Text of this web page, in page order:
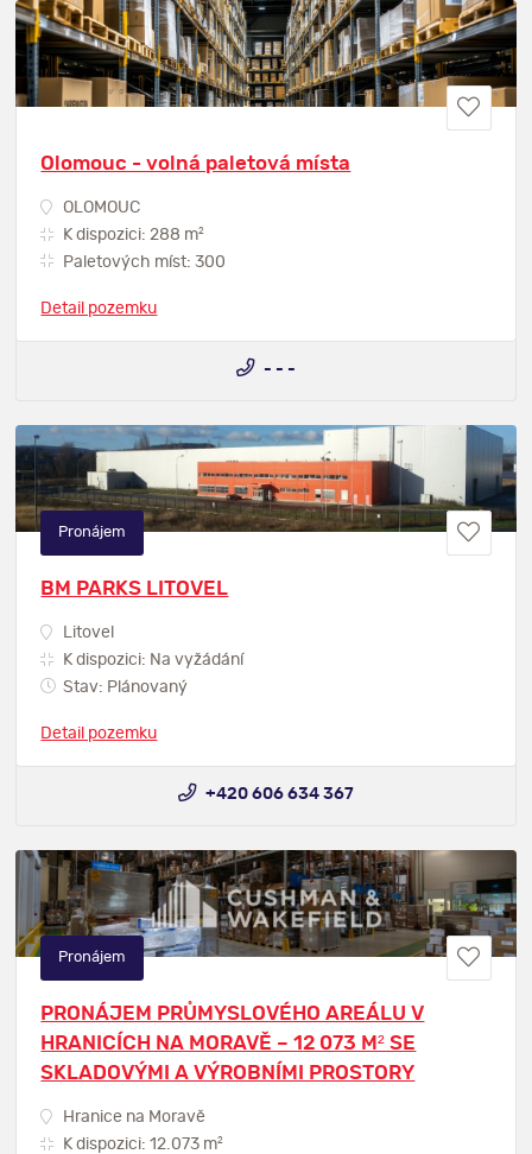
Olomouc - volná paletová místa
OLOMOUC
K dispozici: 288 m2
Paletových míst: 300
Detail pozemku
- - -
BM PARKS LITOVEL
Litovel
K dispozici: Na vyžádání
Stav: Plánovaný
Detail pozemku
Pronájem
+420 606 634 367
PRONÁJEM PRŮMYSLOVÉHO AREÁLU V
HRANICÍCH NA MORAVĚ – 12 073 M² SE
SKLADOVÝMI A VÝROBNÍMI PROSTORY
Hranice na Moravě
K dispozici: 12.073 m2
Pronájem